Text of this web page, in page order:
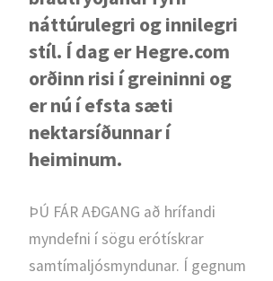
Í DÖKKA STILLINGU
(breyting)
náttúrulegri og innilegri
stíl. Í dag er Hegre.com
orðinn risi í greininni og
er nú í efsta sæti
nektarsíðunnar í
heiminum.
ÞÚ FÁR AÐGANG að hrífandi
myndefni í sögu erótískrar
samtímaljósmyndunar. Í gegnum